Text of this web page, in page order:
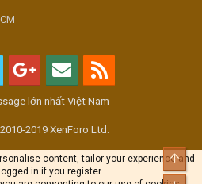
lớn nhất Việt Nam
2019 XenForo Ltd.
content, tailor your experience and
in if you register.
Top